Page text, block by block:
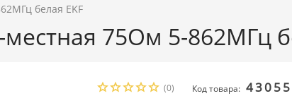
белая EKF
местная 75Ом 5-862МГц
(0) Код товара: 43055